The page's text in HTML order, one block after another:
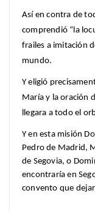
Así en contra de
comprendió “la
frailes a imitación
mundo.
Y eligió
María y la oración
llegara a todo el
Y en esta misión
Pedro de Madrid,
de Segovia, o
encontraría en
convento que